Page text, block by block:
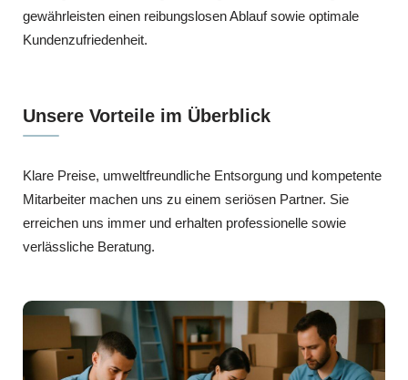
gewährleisten einen reibungslosen Ablauf sowie optimale
Kundenzufriedenheit.
Unsere Vorteile im Überblick
Klare Preise, umweltfreundliche Entsorgung und kompetente
Mitarbeiter machen uns zu einem seriösen Partner. Sie
erreichen uns immer und erhalten professionelle sowie
verlässliche Beratung.